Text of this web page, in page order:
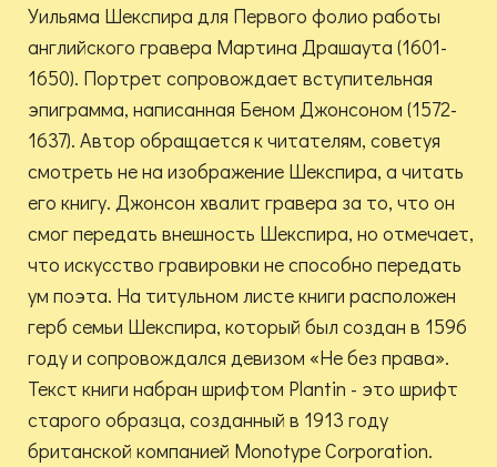
Уильяма Шекспира для Первого фолио работы
английского гравера Мартина Драшаута (1601-
1650). Портрет сопровождает вступительная
эпиграмма, написанная Беном Джонсоном (1572-
1637). Автор обращается к читателям, советуя
смотреть не на изображение Шекспира, а читать
его книгу. Джонсон хвалит гравера за то, что он
смог передать внешность Шекспира, но отмечает,
что искусство гравировки не способно передать
ум поэта. На титульном листе книги расположен
герб семьи Шекспира, который был создан в 1596
году и сопровождался девизом «Не без права».
Текст книги набран шрифтом Plantin - это шрифт
старого образца, созданный в 1913 году
британской компанией Monotype Corporation.